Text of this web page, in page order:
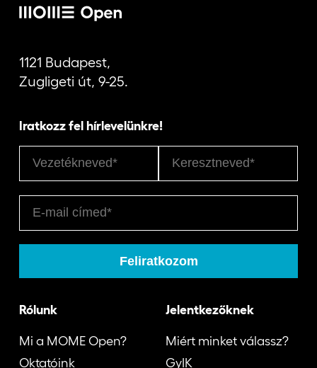
1121 Budapest,
Zugligeti út, 9-25.
Iratkozz fel hírlevelünkre!
Rólunk
Mi a MOME Open?
Oktatóink
Jelentkezőknek
Miért minket válassz?
GyIK